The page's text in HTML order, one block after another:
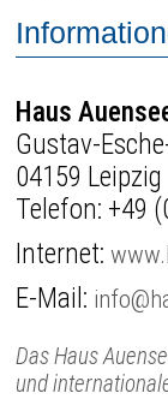
Haus
Gustav-
04159 Leipzig
Telefon: +49
Internet:
E-Mail:
Das Haus
und